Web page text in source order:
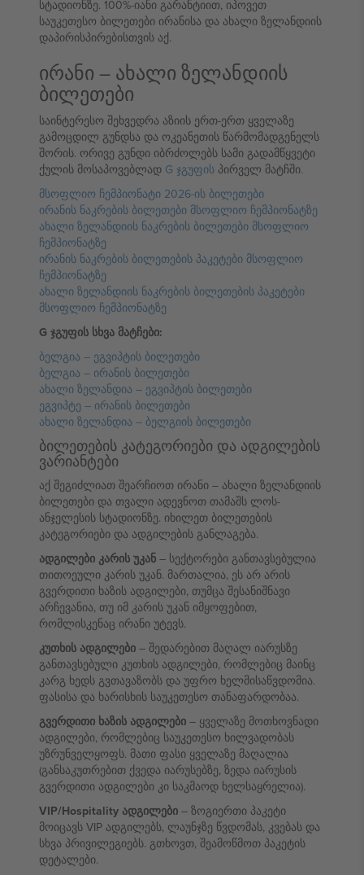
სტადიონზე. 100%-იანი გარანტიით, იპოვეთ
საუკეთესო ბილეთები ირანისა და ახალი ზელანდიის
დაპირისპირებისთვის აქ.
ირანი – ახალი ზელანდიის
ბილეთები
საინტერესო შეხვედრა აზიის ერთ-ერთ ყველაზე
გამოცდილ გუნდსა და ოკეანეთის წარმომადგენელს
შორის. ორივე გუნდი იბრძოლებს სამი გადამწყვეტი
ქულის მოსაპოვებლად G ჯგუფის პირველ მატჩში.
მსოფლიო ჩემპიონატი 2026-ის ბილეთები
ირანის ნაკრების ბილეთები მსოფლიო ჩემპიონატზე
ახალი ზელანდიის ნაკრების ბილეთები მსოფლიო
ჩემპიონატზე
ირანის ნაკრების ბილეთების პაკეტები მსოფლიო
ჩემპიონატზე
ახალი ზელანდიის ნაკრების ბილეთების პაკეტები
მსოფლიო ჩემპიონატზე
G ჯგუფის სხვა მატჩები:
ბელგია – ეგვიპტის ბილეთები
ბელგია – ირანის ბილეთები
ახალი ზელანდია – ეგვიპტის ბილეთები
ეგვიპტე – ირანის ბილეთები
ახალი ზელანდია – ბელგიის ბილეთები
ბილეთების კატეგორიები და ადგილების
ვარიანტები
აქ შეგიძლიათ შეარჩიოთ ირანი – ახალი ზელანდიის
ბილეთები და თვალი ადევნოთ თამაშს ლოს-
ანჯელესის სტადიონზე. იხილეთ ბილეთების
კატეგორიები და ადგილების განლაგება.
ადგილები კარის უკან – სექტორები განთავსებულია
თითოეული კარის უკან. მართალია, ეს არ არის
გვერდითი ხაზის ადგილები, თუმცა შესანიშნავი
არჩევანია, თუ იმ კარის უკან იმყოფებით,
რომლისკენაც ირანი უტევს.
კუთხის ადგილები – შედარებით მაღალ იარუსზე
განთავსებული კუთხის ადგილები, რომლებიც მაინც
კარგ ხედს გვთავაზობს და უფრო ხელმისაწვდომია.
ფასისა და ხარისხის საუკეთესო თანაფარდობაა.
გვერდითი ხაზის ადგილები – ყველაზე მოთხოვნადი
ადგილები, რომლებიც საუკეთესო ხილვადობას
უზრუნველყოფს. მათი ფასი ყველაზე მაღალია
(განსაკუთრებით ქვედა იარუსებზე, ზედა იარუსის
გვერდითი ადგილები კი საკმაოდ ხელსაყრელია).
VIP/Hospitality ადგილები – ზოგიერთი პაკეტი
მოიცავს VIP ადგილებს, ლაუნჯზე წვდომას, კვებას და
სხვა პრივილეგიებს. გთხოვთ, შეამოწმოთ პაკეტის
დეტალები.